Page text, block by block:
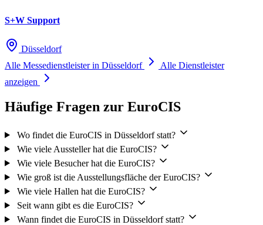
S+W Support
Düsseldorf
Alle Messedienstleister in Düsseldorf
Alle Dienstleister
anzeigen
Häufige Fragen zur EuroCIS
Wo findet die EuroCIS in Düsseldorf statt?
Wie viele Aussteller hat die EuroCIS?
Wie viele Besucher hat die EuroCIS?
Wie groß ist die Ausstellungsfläche der EuroCIS?
Wie viele Hallen hat die EuroCIS?
Seit wann gibt es die EuroCIS?
Wann findet die EuroCIS in Düsseldorf statt?